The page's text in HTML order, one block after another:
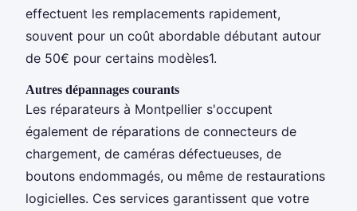
effectuent les remplacements rapidement,
souvent pour un coût abordable débutant autour
de 50€ pour certains modèles1.
Autres dépannages courants
Les réparateurs à Montpellier s'occupent
également de réparations de connecteurs de
chargement, de caméras défectueuses, de
boutons endommagés, ou même de restaurations
logicielles. Ces services garantissent que votre